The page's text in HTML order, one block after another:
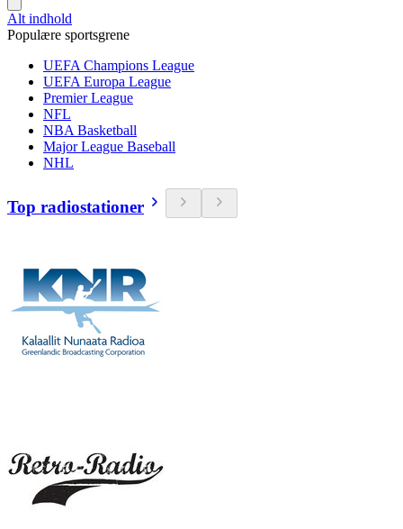
Alt indhold
Populære sportsgrene
UEFA Champions League
UEFA Europa League
Premier League
NFL
NBA Basketball
Major League Baseball
NHL
Top radiostationer